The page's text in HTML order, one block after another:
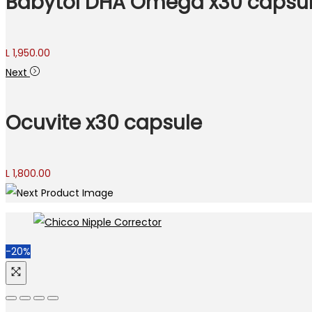
L 1,950.00
Next
Ocuvite x30 capsule
L 1,800.00
-20%